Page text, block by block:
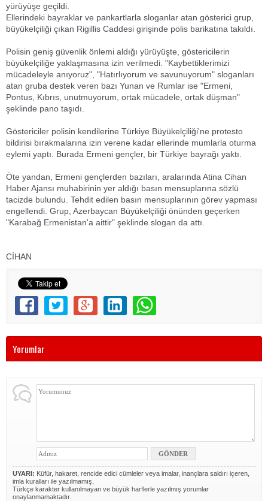
yürüyüşe geçildi.
Ellerindeki bayraklar ve pankartlarla sloganlar atan gösterici grup,
büyükelçiliği çıkan Rigillis Caddesi girişinde polis barikatına takıldı.
Polisin geniş güvenlik önlemi aldığı yürüyüşte, göstericilerin
büyükelçiliğe yaklaşmasına izin verilmedi. "Kaybettiklerimizi
mücadeleyle anıyoruz", "Hatırlıyorum ve savunuyorum" sloganları
atan gruba destek veren bazı Yunan ve Rumlar ise "Ermeni,
Pontus, Kıbrıs, unutmuyorum, ortak mücadele, ortak düşman"
şeklinde pano taşıdı.
Göstericiler polisin kendilerine Türkiye Büyükelçiliği'ne protesto
bildirisi bırakmalarına izin verene kadar ellerinde mumlarla oturma
eylemi yaptı. Burada Ermeni gençler, bir Türkiye bayrağı yaktı.
Öte yandan, Ermeni gençlerden bazıları, aralarında Atina Cihan
Haber Ajansı muhabirinin yer aldığı basın mensuplarına sözlü
tacizde bulundu. Tehdit edilen basın mensuplarının görev yapması
engellendi. Grup, Azerbaycan Büyükelçiliği önünden geçerken
"Karabağ Ermenistan'a aittir" şeklinde slogan da attı.
CİHAN
Yorumlar
UYARI: Küfür, hakaret, rencide edici cümleler veya imalar, inançlara saldırı içeren,
imla kuralları ile yazılmamış,
Türkçe karakter kullanılmayan ve büyük harflerle yazılmış yorumlar
onaylanmamaktadır.